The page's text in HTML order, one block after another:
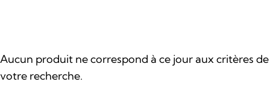
Aucun produit ne correspond à ce jour aux critères de
votre recherche.